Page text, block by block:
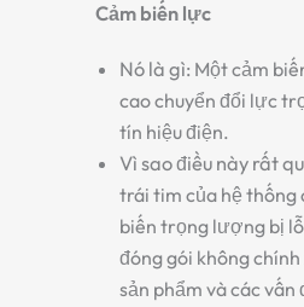
Cảm biến lực
Nó là gì: Một cảm
cao chuyển đổi lực
tín hiệu điện.
Vì sao điều này rất
trái tim của hệ thống
biến trọng lượng bị
đóng gói không
sản phẩm và các vấn